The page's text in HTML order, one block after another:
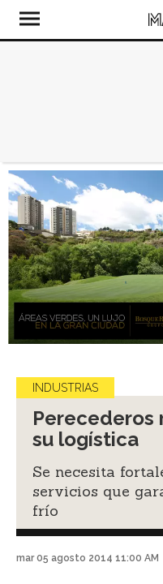
INDUSTRIAS
Perecederos
su logística
Se necesita
servicios que
frío
mar 05 agosto 2014 11:00 AM